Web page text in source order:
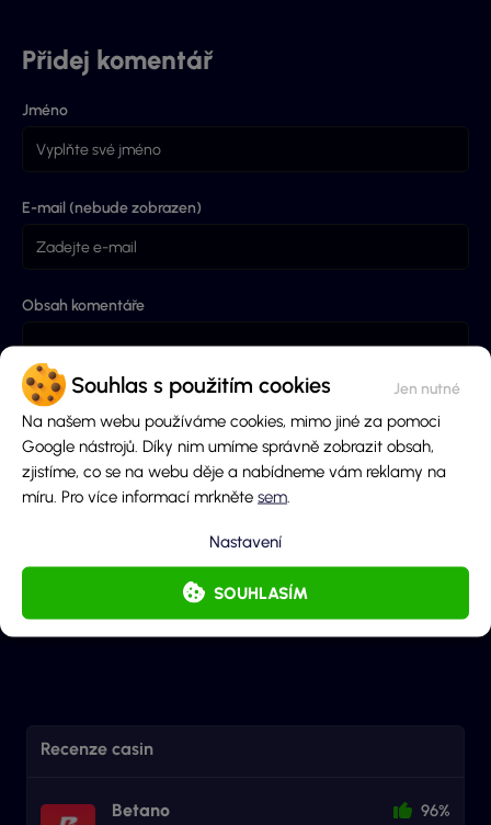
Souhlas s použitím cookies
Na našem webu používáme cookies, mimo jiné za pomoci
Google nástrojů. Díky nim umíme správně zobrazit obsah,
zjistíme, co se na webu děje a nabídneme vám reklamy na
míru. Pro více informací mrkněte sem
SOUHLASÍM
Nastavení
Přidej komentář
Jméno
E-mail (nebude zobrazen)
Obsah komentáře
Odeslaním souhlasíš se zpracováním osobních údajů
Zatím nebyly přidány žádné komentáře.
Recenze casin
Betano 96%